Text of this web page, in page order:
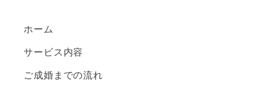
ホーム
サービス内容
ご成婚までの流れ